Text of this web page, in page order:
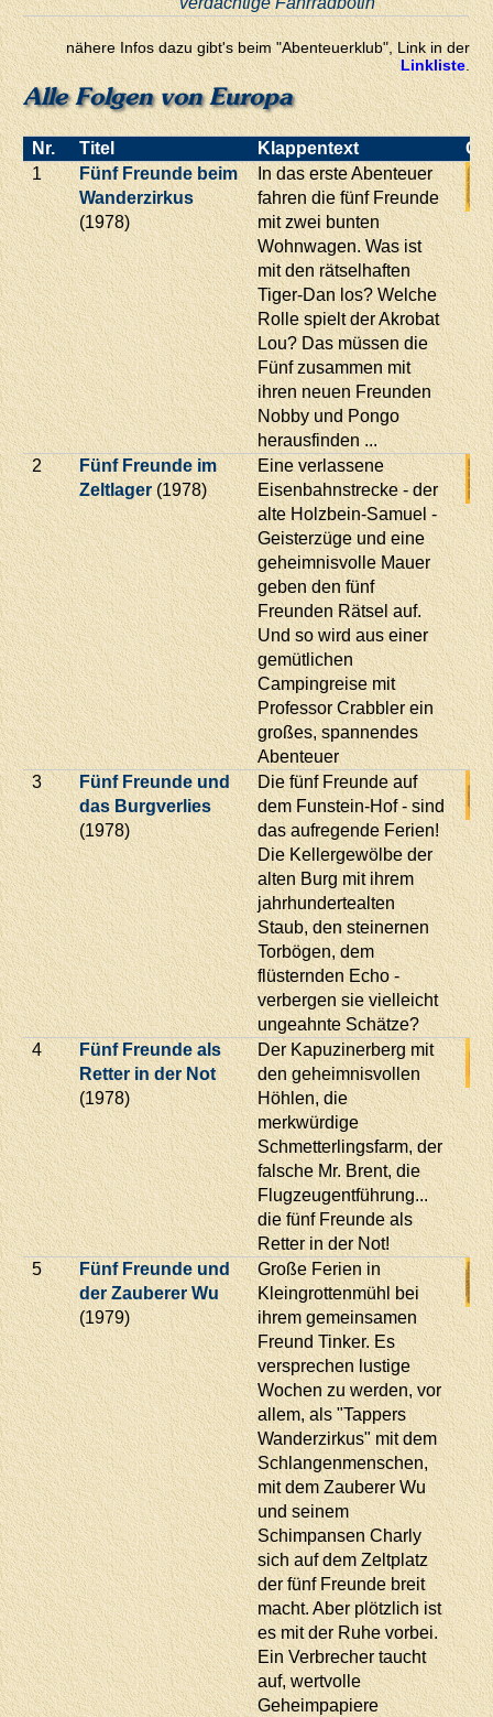
nähere Infos dazu gibt's beim "Abenteuerklub", Link in der
Linkliste.
Alle Folgen von Europa
Nr. Titel Klappentext
1
Fünf Freunde beim
Wanderzirkus
(1978)
In das erste Abenteuer
fahren die fünf Freunde
mit zwei bunten
Wohnwagen. Was ist
mit den rätselhaften
Tiger-Dan los? Welche
Rolle spielt der Akrobat
Lou? Das müssen die
Fünf zusammen mit
ihren neuen Freunden
Nobby und Pongo
herausfinden ...
2
Fünf Freunde im
Zeltlager(1978)
Eine verlassene
Eisenbahnstrecke - der
alte Holzbein-Samuel -
Geisterzüge und eine
geheimnisvolle Mauer
geben den fünf
Freunden Rätsel auf.
Und so wird aus einer
gemütlichen
Campingreise mit
Professor Crabbler ein
großes, spannendes
Abenteuer
3
Fünf Freunde und
das Burgverlies
(1978)
Die fünf Freunde auf
dem Funstein-Hof - sind
das aufregende Ferien!
Die Kellergewölbe der
alten Burg mit ihrem
jahrhundertealten
Staub, den steinernen
Torbögen, dem
flüsternden Echo -
verbergen sie vielleicht
ungeahnte Schätze?
4
Fünf Freunde als
Retter in der Not
(1978)
Der Kapuzinerberg mit
den geheimnisvollen
Höhlen, die
merkwürdige
Schmetterlingsfarm, der
falsche Mr. Brent, die
Flugzeugentführung...
die fünf Freunde als
Retter in der Not!
5
Fünf Freunde und
der Zauberer Wu
(1979)
Große Ferien in
Kleingrottenmühl bei
ihrem gemeinsamen
Freund Tinker. Es
versprechen lustige
Wochen zu werden, vor
allem, als "Tappers
Wanderzirkus" mit dem
Schlangenmenschen,
mit dem Zauberer Wu
und seinem
Schimpansen Charly
sich auf dem Zeltplatz
der fünf Freunde breit
macht. Aber plötzlich ist
es mit der Ruhe vorbei.
Ein Verbrecher taucht
auf, wertvolle
Geheimpapiere